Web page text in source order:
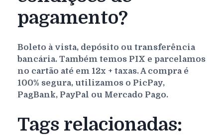
pagamento?
Boleto à vista, depósito ou transferência
bancária. Também temos PIX e parcelamos
no cartão até em 12x + taxas. A compra é
100% segura, utilizamos o PicPay,
PagBank, PayPal ou Mercado Pago.
Tags relacionadas: